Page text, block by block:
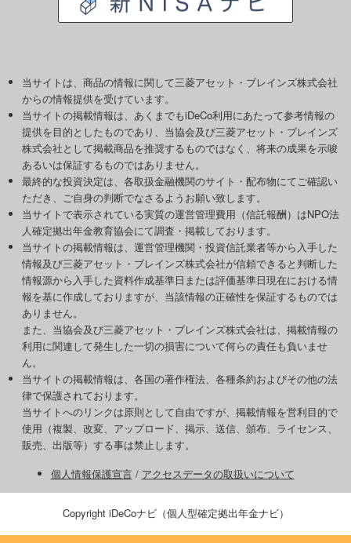
当サイトは、商品の情報に関して三菱アセット・ブレインズ株式会社
からの情報提供を受けています。
当サイトの掲載情報は、あくまでもiDeCo利用にあたって参考情報の
提供を目的としたものであり、当協会及び三菱アセット・ブレインズ
株式会社として掲載商品を推奨するものではなく、将来の成果を示唆
あるいは保証するものではありません。
最終的な投資決定は、各取扱金融機関のサイト・配布物にてご確認い
ただき、ご自身の判断でなさるようお願い致します。
当サイトで表示されている実質の運営管理費用（信託報酬）はNPO法
人確定拠出年金教育協会にて調査・掲載しております。
当サイトの掲載情報は、運営管理機関・投資信託業者等から入手した
情報及び三菱アセット・ブレインズ株式会社が信頼できると判断した
情報源から入手した資料作成基準日または評価基準日現在における情
報を基に作成しておりますが、当該情報の正確性を保証するものでは
ありません。
また、当協会及び三菱アセット・ブレインズ株式会社は、掲載情報の
利用に関連して発生した一切の損害について何らの責任も負いませ
ん。
当サイトの掲載情報は、各国の著作権法、各種条約およびその他の法
律で保護されております。
当サイトへのリンクは原則として自由ですが、掲載情報を営利目的で
使用（複製、改変、アップロード、掲示、送信、頒布、ライセンス、
販売、出版等）する事は禁止します。
個人情報保護宣言/ アクセスデータの取扱いについて
Copyright iDeCoナビ（個人型確定拠出年金ナビ）